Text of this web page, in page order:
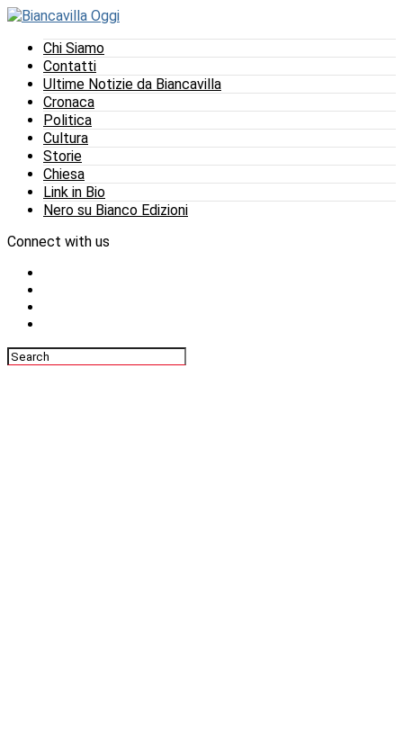
Chi Siamo
Contatti
Ultime Notizie da Biancavilla
Cronaca
Politica
Cultura
Storie
Chiesa
Link in Bio
Nero su Bianco Edizioni
Connect with us